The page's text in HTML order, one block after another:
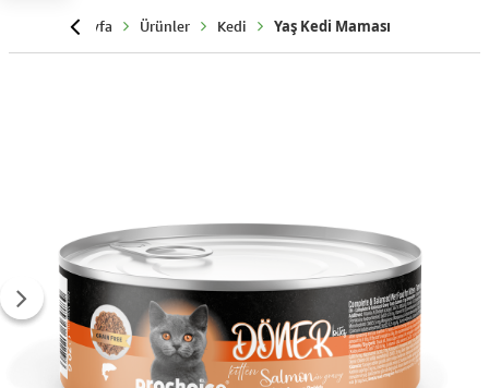
Anasayfa Ürünler Kedi Yaş Kedi Maması